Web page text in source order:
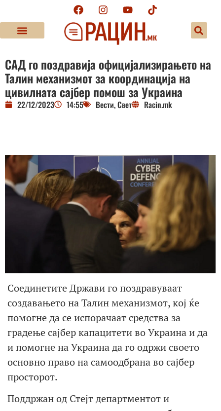
САД го поздравија официјализирањето на
Талин механизмот за координација на
цивилната сајбер помош за Украина
22/12/2023 14:55 Вести,Свет Racin.mk
Соединетите Држави го поздравуваат
создавањето на Талин механизмот, кој ќе
помогне да се испорачаат средства за
градење сајбер капацитети во Украина и да
и помогне на Украина да го одржи своето
основно право на самоодбрана во сајбер
просторот.
Поддржан од Стејт департментот и